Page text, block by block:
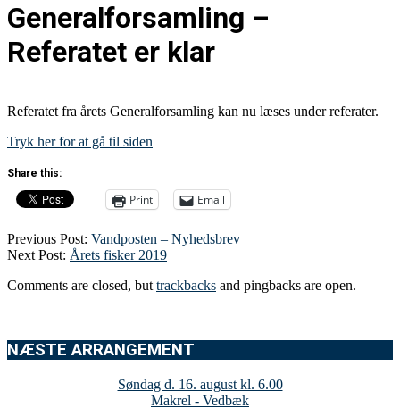
Generalforsamling –
Referatet er klar
Referatet fra årets Generalforsamling kan nu læses under referater.
Tryk her for at gå til siden
Share this:
Print Email
Previous Post: Vandposten – Nyhedsbrev
Next Post: Årets fisker 2019
Comments are closed, buttrackbacks and pingbacks are open.
NÆSTE ARRANGEMENT
Søndag d. 16. august kl. 6.00
Makrel - Vedbæk